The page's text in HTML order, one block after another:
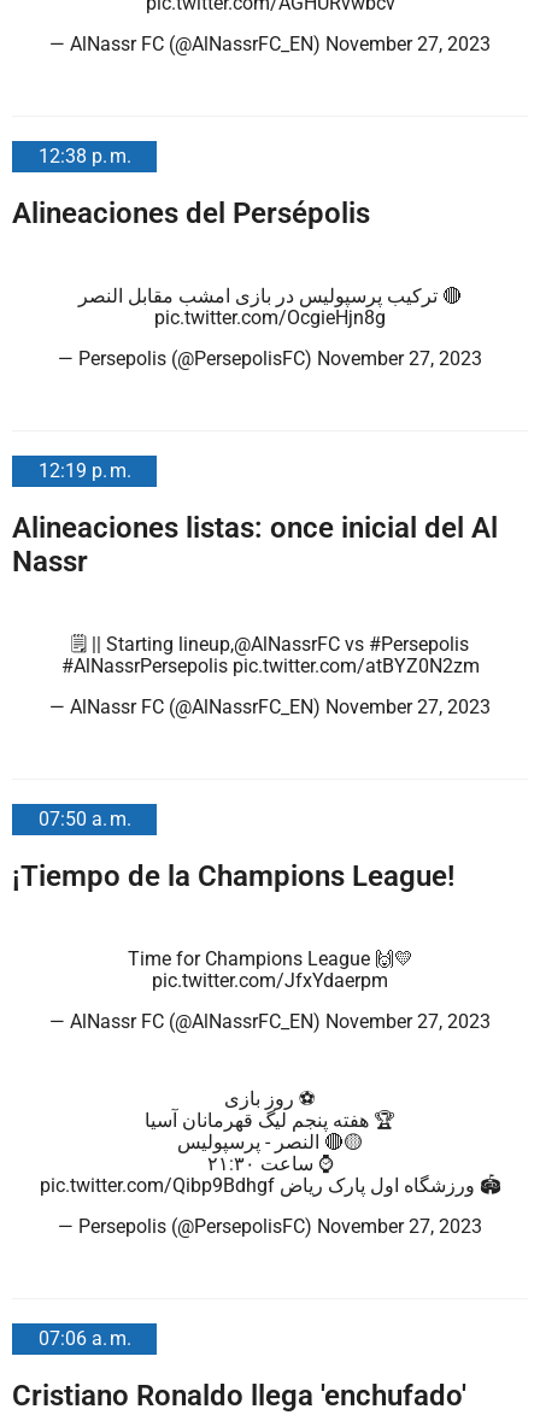
— AlNassr FC (@AlNassrFC_EN) November 27, 2023
12:38 p. m.
Alineaciones del Persépolis
🔴 ترکیب پرسپولیس در بازی امشب مقابل النصر
pic.twitter.com/OcgieHjn8g
— Persepolis (@PersepolisFC) November 27, 2023
12:19 p. m.
Alineaciones listas: once inicial del Al
Nassr
🗒 || Starting lineup,@AlNassrFC vs #Persepolis
#AlNassrPersepolis pic.twitter.com/atBYZ0N2zm
— AlNassr FC (@AlNassrFC_EN) November 27, 2023
07:50 a. m.
¡Tiempo de la Champions League!
Time for Champions League 🙌💛
pic.twitter.com/JfxYdaerpm
— AlNassr FC (@AlNassrFC_EN) November 27, 2023
⚽ روز بازی
🏆 هفته پنجم لیگ قهرمانان آسیا
🟡🔴 النصر - پرسپولیس
⌚ ساعت ۲۱:۳۰
🏟️ ورزشگاه اول پارک ریاضpic.twitter.com/Qibp9Bdhgf
— Persepolis (@PersepolisFC) November 27, 2023
07:06 a. m.
Cristiano Ronaldo llega 'enchufado'